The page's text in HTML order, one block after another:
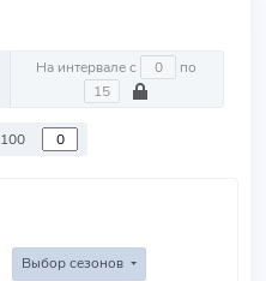
На интервале с по
100
Выбор сезонов